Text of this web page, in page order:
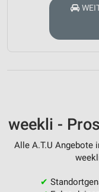
weekli -
Alle A.T.U
✔